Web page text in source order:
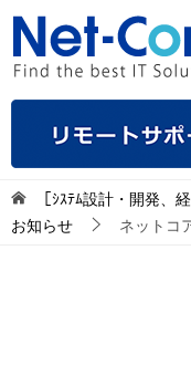
［ｼｽﾃﾑ設計・開発、
お知らせ
ネットコ